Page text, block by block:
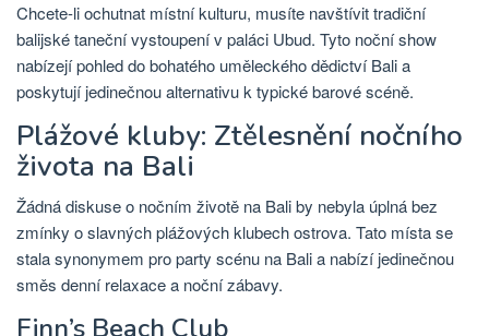
Chcete-li ochutnat místní kulturu, musíte navštívit tradiční
balijské taneční vystoupení v paláci Ubud. Tyto noční show
nabízejí pohled do bohatého uměleckého dědictví Bali a
poskytují jedinečnou alternativu k typické barové scéně.
Plážové kluby: Ztělesnění nočního
života na Bali
Žádná diskuse o nočním životě na Bali by nebyla úplná bez
zmínky o slavných plážových klubech ostrova. Tato místa se
stala synonymem pro party scénu na Bali a nabízí jedinečnou
směs denní relaxace a noční zábavy.
Finn’s Beach Club